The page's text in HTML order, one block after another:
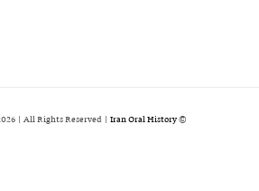
© Copyright 2020 -
| All Rights Reserved | Iran Oral History